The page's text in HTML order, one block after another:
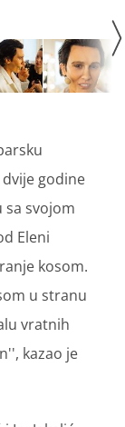
godine
sa svojom
Eleni
kosom.
u stranu
vratnih
kazao je